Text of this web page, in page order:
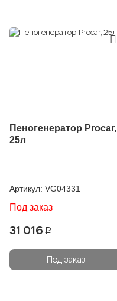
Пеногенератор Procar,
25л
Артикул: VG04331
Под заказ
31 016 p
Под заказ